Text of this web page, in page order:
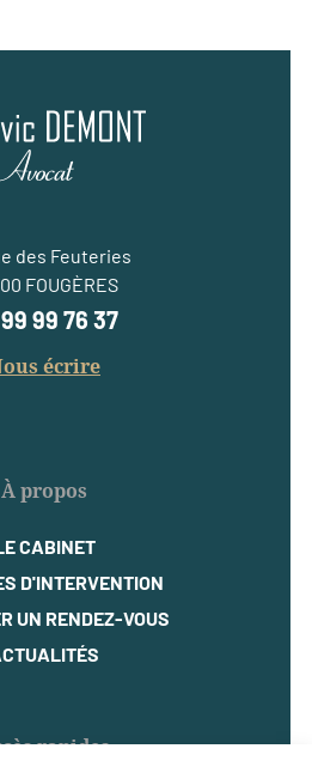
des Feuteries
FOUGÈRES
99 76 37
écrire
À propos
CABINET
D'INTERVENTION
UN RENDEZ-VOUS
rapides